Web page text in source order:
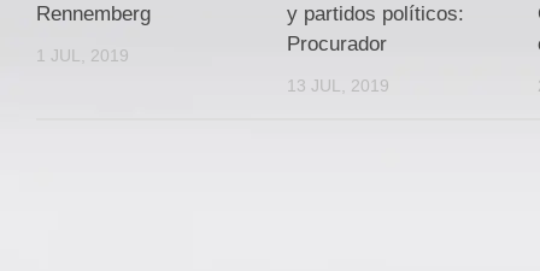
Rennemberg
1 JUL, 2019
y partidos políticos:
Procurador
13 JUL, 2019